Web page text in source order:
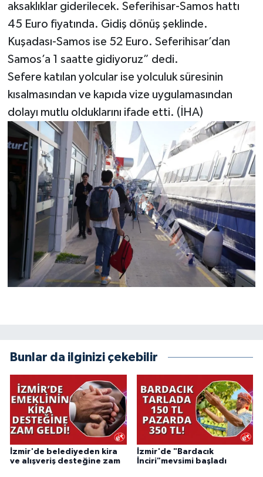
aksaklıklar giderilecek. Seferihisar-Samos hattı
45 Euro fiyatında. Gidiş dönüş şeklinde.
Kuşadası-Samos ise 52 Euro. Seferihisar’dan
Samos’a 1 saatte gidiyoruz” dedi.
Sefere katılan yolcular ise yolculuk süresinin
kısalmasından ve kapıda vize uygulamasından
dolayı mutlu olduklarını ifade etti. (İHA)
Bunlar da ilginizi çekebilir
İzmir'de belediyeden kira
ve alışveriş desteğine zam
İzmir'de "Bardacık
İnciri"mevsimi başladı